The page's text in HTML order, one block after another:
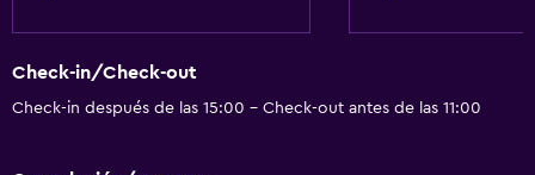
Check-in/Check-out
Check-in después de las 15:00 - Check-out antes de las 11:00